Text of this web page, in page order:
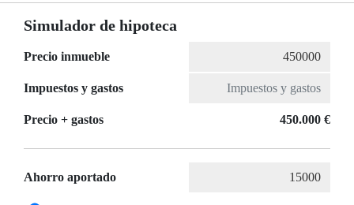
Simulador de hipoteca
Precio inmueble
Impuestos y gastos
Precio + gastos 450.000 €
Ahorro aportado